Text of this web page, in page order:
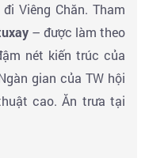
Viêng Chăn. Tham
– được làm theo
nét kiến trúc của
gian của TW hội
cao. Ăn trưa tại